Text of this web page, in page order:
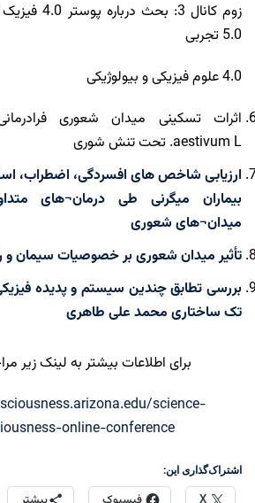
زوم کانال 3:
5.0 تجربی
4.0 علوم فیزیکی و بیولوژیکی
aestivum L. تحت تنش شوری
ارزیابی شاخص های افسردگی، اضطراب،
بیماران میگرنی طی درمان¬های
میدان¬های شعوری
تأثیر میدان شعوری بر خصوصیات سیمان و
بررسی تطابق چندین سیستم و پدیده
تک ساختاری محمد علی طاهری
برای اطلاعات بیشتر به لینک زیر
science-
online-conference
اشتراک‌گذاری این: